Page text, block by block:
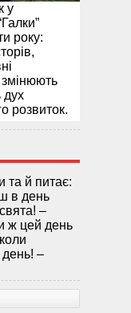
у
року:
змінюють
дух
розвиток.
та й питає:
в день
–
ж цей день
день! –